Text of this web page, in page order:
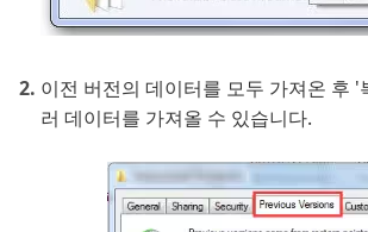
이전 버전의 데이터를 모두 가져온 후 '
러 데이터를 가져올 수 있습니다.